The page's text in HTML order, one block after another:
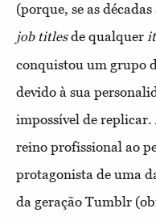
(porque, se as
job titlesde qualquer
conquistou um grupo
devido à sua
impossível de replicar.
reino profissional ao
protagonista de uma
da geração Tumblr